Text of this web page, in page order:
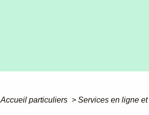
Accueil particuliers > Services en ligne